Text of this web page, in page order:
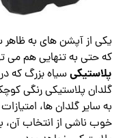
یکی از آپشن های به ظاهر
که حتی به تنهایی هم می
پلاستیکیسیاه بزرگ که
گلدان پلاستیکی رنگی
به سایر گلدان ها،
خوب ناشی از انتخاب آن،